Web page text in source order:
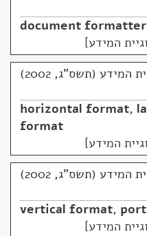
document formatter
המידע]
המידע (תשס"ג, 2002)
horizontal format,
format
המידע]
המידע (תשס"ג, 2002)
vertical format,
המידע]